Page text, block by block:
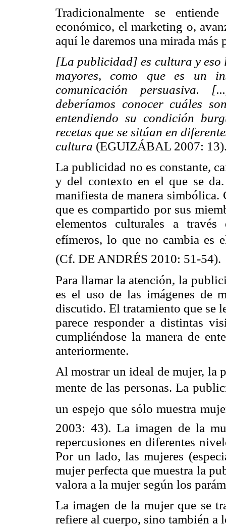
Tradicionalmente se
económico, el marketing o,
aquí le daremos una mirada más
[La publicidad] es cultura y eso
mayores, como que es un
comunicación persuasiva.
deberíamos conocer cuáles
entendiendo su condición
recetas que se sitúan en
cultura (EGUIZÁBAL 2007:
La publicidad no es constante,
y del contexto en el que se
manifiesta de manera
que es compartido por sus
elementos culturales a
efímeros, lo que no cambia
(Cf. DE ANDRÉS 2010: 51-54).
Para llamar la atención, la
es el uso de las imágenes de
discutido. El tratamiento que se
parece responder a distintas
cumpliéndose la manera de
anteriormente.
Al mostrar un ideal de mujer, la
mente de las personas. La
un espejo que sólo muestra
2003: 43). La imagen de la
repercusiones en diferentes
Por un lado, las mujeres
mujer perfecta que muestra la
valora a la mujer según los
La imagen de la mujer que se
refiere al cuerpo, sino también a